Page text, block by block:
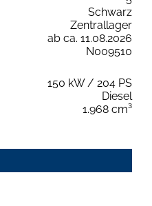
Schwarz
Zentrallager
ab ca. 11.08.2026
N009510
150 kW / 204 PS
Diesel
1.968 cm³